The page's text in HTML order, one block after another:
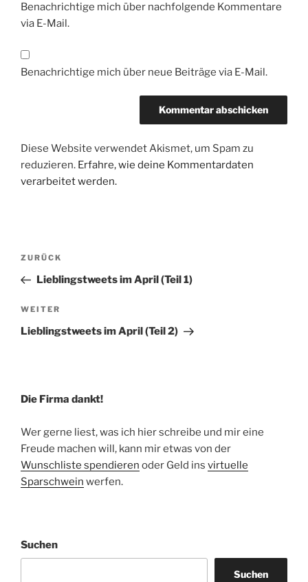
Benachrichtige mich über nachfolgende Kommentare
via E-Mail.
Benachrichtige mich über neue Beiträge via E-Mail.
Diese Website verwendet Akismet, um Spam zu
reduzieren. Erfahre, wie deine Kommentardaten
verarbeitet werden.
Beitragsnavigation
Vorheriger
Beitrag
ZURÜCK
Lieblingstweets im April (Teil 1)
Nächster
Beitrag
WEITER
Lieblingstweets im April (Teil 2)
Die Firma dankt!
Wer gerne liest, was ich hier schreibe und mir eine
Freude machen will, kann mir etwas von der
Wunschliste spendieren oder Geld ins virtuelle
Sparschwein werfen.
Suchen
Suchen